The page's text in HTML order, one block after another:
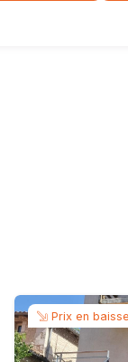
que je deviens
je suis à vos
Prix en baisse